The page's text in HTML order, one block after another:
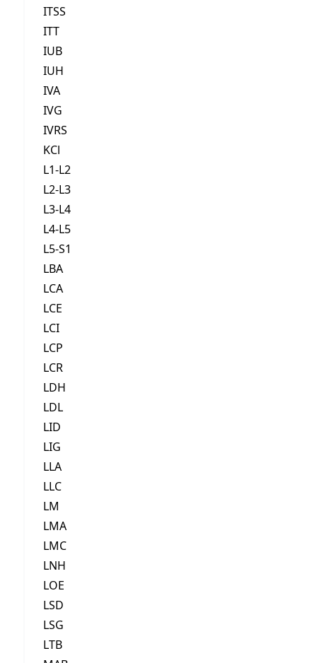
ITSS
ITT
IUB
IUH
IVA
IVG
IVRS
KCl
L1-L2
L2-L3
L3-L4
L4-L5
L5-S1
LBA
LCA
LCE
LCI
LCP
LCR
LDH
LDL
LID
LIG
LLA
LLC
LM
LMA
LMC
LNH
LOE
LSD
LSG
LTB